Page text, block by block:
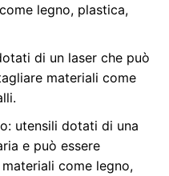
legno, plastica,
di un laser che può
materiali come
utensili dotati di una
e può essere
come legno,